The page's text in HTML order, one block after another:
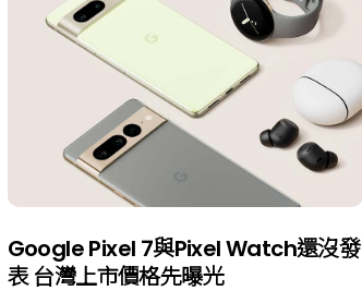
Google Pixel 7與Pixel Watch還沒發
表 台灣上市價格先曝光